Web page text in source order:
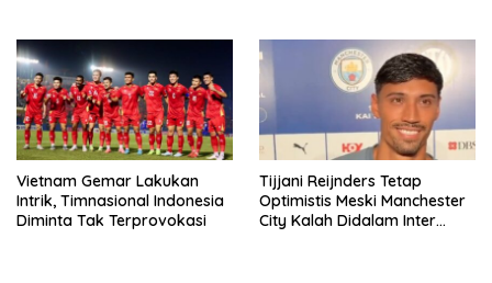
Vietnam Gemar Lakukan
Intrik, Timnasional Indonesia
Diminta Tak Terprovokasi
Tijjani Reijnders Tetap
Optimistis Meski Manchester
City Kalah Didalam Inter